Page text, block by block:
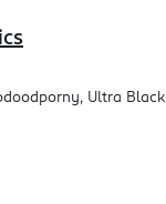
Ultra Black